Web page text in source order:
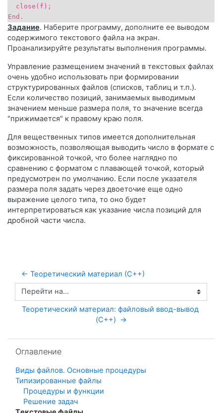
close(f);
End.
Задание. Наберите программу, дополните ее выводом
содержимого текстового файла на экран.
Проанализируйте результаты выполнения программы.
Управление размещением значений в текстовых файлах
очень удобно использовать при формировании
структурированных файлов (списков, таблиц и т.п.).
Если количество позиций, занимаемых выводимым
значением меньше размера поля, то значение всегда
"прижимается" к правому краю поля.
Для вещественных типов имеется дополнительная
возможность, позволяющая выводить число в формате с
фиксированной точкой, что более наглядно по
сравнению с форматом с плавающей точкой, который
предусмотрен по умолчанию. Если после указателя
размера поля задать через двоеточие еще одно
выражение целого типа, то оно будет
интерпретироваться как указание числа позиций для
дробной части числа.
← Теоретический материал (С++)
Перейти на...
Теоретический материал: файловый ввод-вывод
(C++)  →
Оглавление
Виды файлов. Основные процедуры
Типизированные файлы
Процедуры и функции
Решение задач